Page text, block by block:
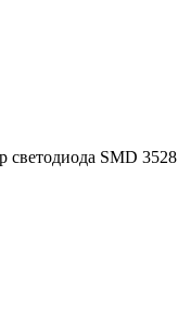
светодиода SMD 3528